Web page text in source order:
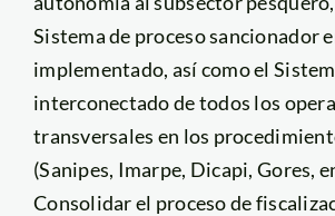
Sistema de proceso sancionador
implementado, así como el
interconectado de todos los
transversales en los
(Sanipes, Imarpe, Dicapi, Gores,
Consolidar el proceso de